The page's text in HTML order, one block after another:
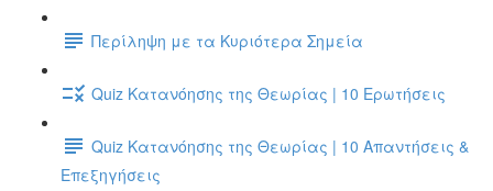
Περίληψη με τα Κυριότερα Σημεία
Quiz Κατανόησης της Θεωρίας | 10 Ερωτήσεις
Quiz Κατανόησης της Θεωρίας | 10 Απαντήσεις &
Επεξηγήσεις